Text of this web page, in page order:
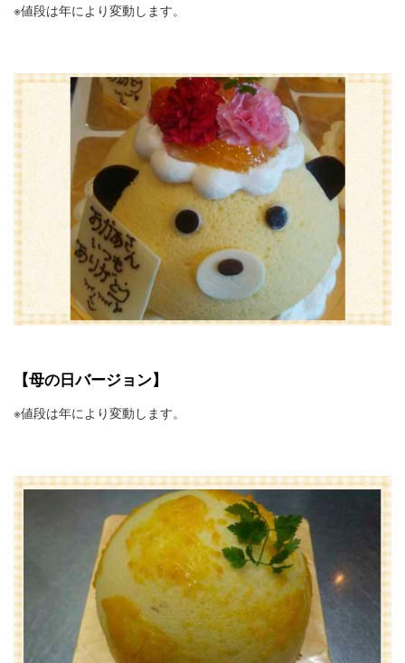
※値段は年により変動します。
【母の日バージョン】
※値段は年により変動します。